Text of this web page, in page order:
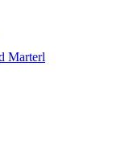
Marterl